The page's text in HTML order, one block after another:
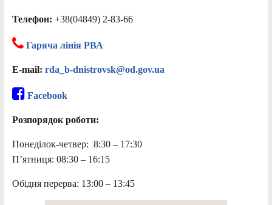
Телефон: +38(04849) 2-83-66
Гаряча лінія РВА
E-mail: rda_b-dnistrovsk@od.gov.ua
Facebook
Розпорядок роботи:
Понеділок-четвер: 8:30 – 17:30
П’ятниця: 08:30 – 16:15
Обідня перерва: 13:00 – 13:45